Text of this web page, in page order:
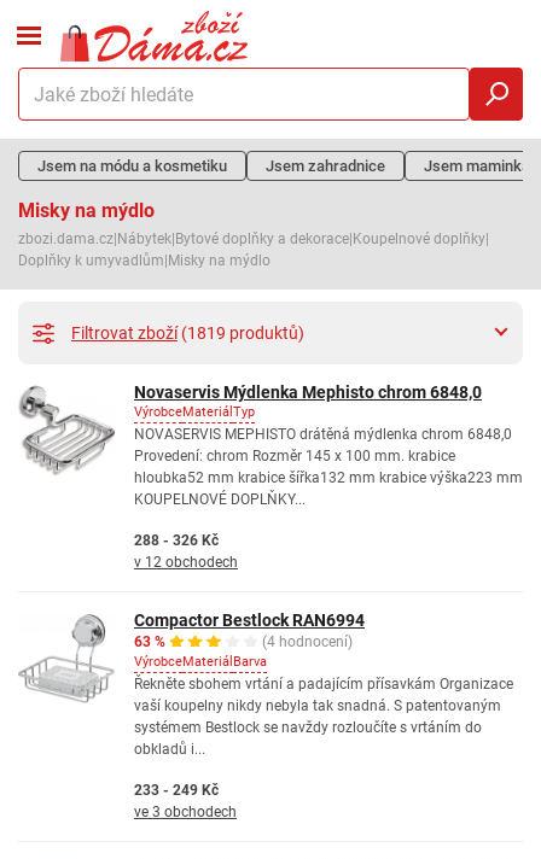
Jsem na módu a kosmetiku Jsem zahradnice Jsem maminka
Misky na mýdlo
zbozi.dama.cz Nábytek Bytové doplňky a dekorace Koupelnové doplňky
Doplňky k umyvadlům Misky na mýdlo
Novaservis Mýdlenka Mephisto chrom 6848,0
VýrobceMateriál Typ
NOVASERVIS MEPHISTO drátěná mýdlenka chrom 6848,0
Provedení: chrom Rozměr 145 x 100 mm. krabice
hloubka52 mm krabice šířka132 mm krabice výška223 mm
KOUPELNOVÉ DOPLŇKY...
288 - 326 Kč
v 12 obchodech
Compactor Bestlock RAN6994
63 % (4 hodnocení)
VýrobceMateriál Barva
Řekněte sbohem vrtání a padajícím přísavkám Organizace
vaší koupelny nikdy nebyla tak snadná. S patentovaným
systémem Bestlock se navždy rozloučíte s vrtáním do
obkladů i...
233 - 249 Kč
ve 3 obchodech
Filtrovat zboží (1819 produktů)